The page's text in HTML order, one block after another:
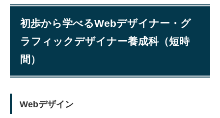
初歩から学べるWebデザイナー・グ
ラフィックデザイナー養成科（短時
間）
Webデザイン